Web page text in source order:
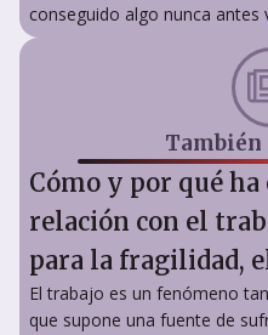
conseguido algo nunca antes
También
Cómo y por qué
relación con el
para la fragilidad,
El trabajo es un fenómeno
que supone una fuente de